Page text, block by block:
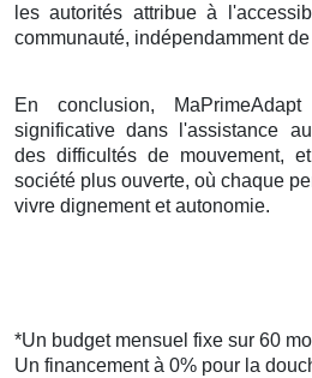
les autorités attribue à
communauté, indépendamment
En conclusion,
significative dans l'assistance
des difficultés de mouvement,
société plus ouverte, où chaque
vivre dignement et autonomie.
*Un budget mensuel fixe sur 60
Un financement à 0% pour la